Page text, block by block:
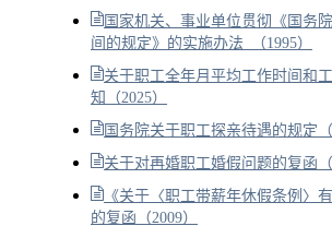
国家机关、事业单位贯彻《国务
间的规定》的实施办法 （1995）
关于职工全年月平均工作时间和
知（2025）
国务院关于职工探亲待遇的规定（
关于对再婚职工婚假问题的复函（
《关于〈职工带薪年休假条例〉
的复函（2009）